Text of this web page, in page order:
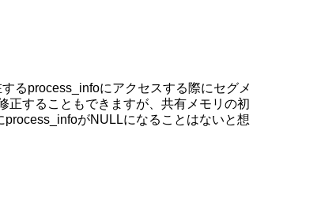
るprocess_infoにアクセスする際にセグメ
正することもできますが、共有メモリの初
がNULLになることはないと想